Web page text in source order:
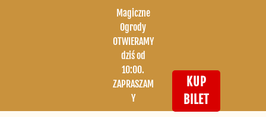
Magiczne
Ogrody
OTWIERAMY
dziś od
10:00.
ZAPRASZAM
Y
KUP
BILET